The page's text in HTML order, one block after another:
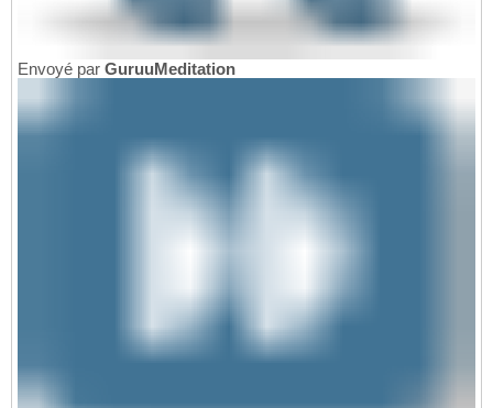
Envoyé par GuruuMeditation